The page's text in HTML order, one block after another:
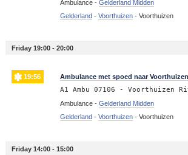
Ambulance - Gelderland Midden
Gelderland- Voorthuizen- Voorthuizen
Friday 19:00 - 20:00
19:56 Ambulance met spoed naar Voorthuizen
A1 Ambu 07106 - Voorthuizen
Ambulance - Gelderland Midden
Gelderland- Voorthuizen- Voorthuizen
Friday 14:00 - 15:00